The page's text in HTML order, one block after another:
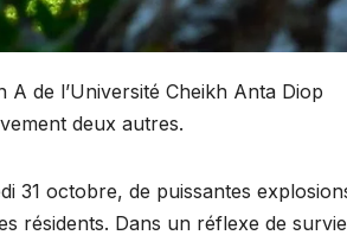
de l’Université Cheikh Anta Diop
deux autres.
31 octobre, de puissantes
résidents. Dans un réflexe de